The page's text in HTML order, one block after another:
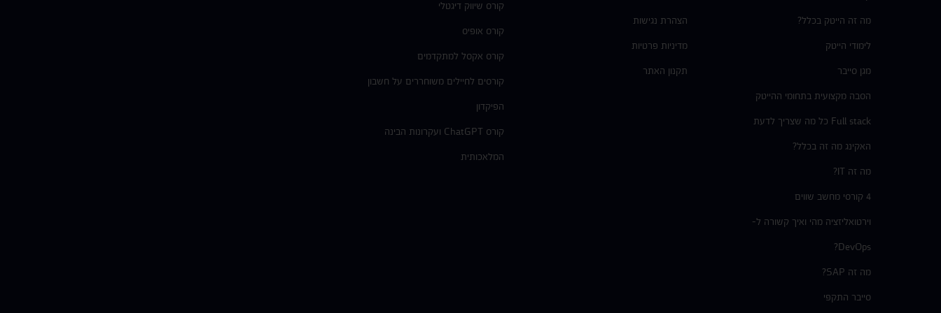
מה זה הייטק בכלל?
לימודי הייטק
מגן סייבר
הסבה מקצועית בתחומי ההייטק
Full stack כל מה שצריך לדעת
האקינג מה זה בכלל?
מה זה IT?
4 קורסי מחשב שווים
וירטואליזציה מהי ואיך קשורה ל-
DevOps?
מה זה SAP?
סייבר התקפי
הצהרת נגישות
מדיניות פרטיות
תקנון האתר
קורס שיווק דיגטלי
קורס אופיס
קורס אקסל למתקדמים
קורסים לחיילים משוחררים על חשבון
הפיקדון
קורס ChatGPT ועקרונות הבינה
המלאכותית